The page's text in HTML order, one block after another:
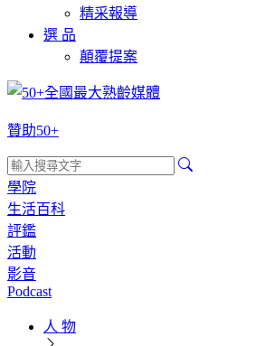
精采報導
選 品
顛覆提案
贊助50+
學院
生活百科
評鑑
活動
影音
Podcast
人 物